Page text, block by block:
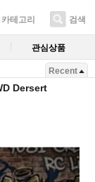
카테고리 검색
관심상품
Recent
Dersert